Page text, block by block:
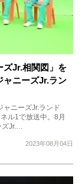
ズJr.相関図」を
ャニーズJr.ラン
ャニーズJr.ランド
ル1で放送中。8月
ズJr.…
2023年08月04日